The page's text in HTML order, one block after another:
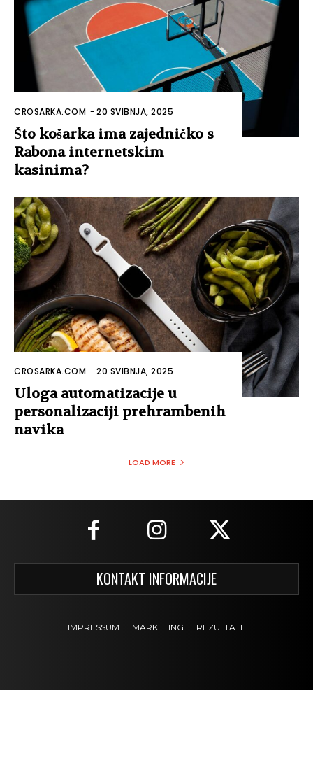
CROSARKA.COM -20 SVIBNJA, 2025
Što košarka ima zajedničko s
Rabona internetskim
kasinima?
CROSARKA.COM -20 SVIBNJA, 2025
Uloga automatizacije u
personalizaciji prehrambenih
navika
LOAD MORE
KONTAKT INFORMACIJE
IMPRESSUM MARKETING REZULTATI